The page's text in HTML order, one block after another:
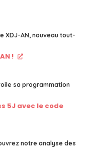
XDJ-AN, nouveau tout-
!
sa programmation
5J avec le code
notre analyse des